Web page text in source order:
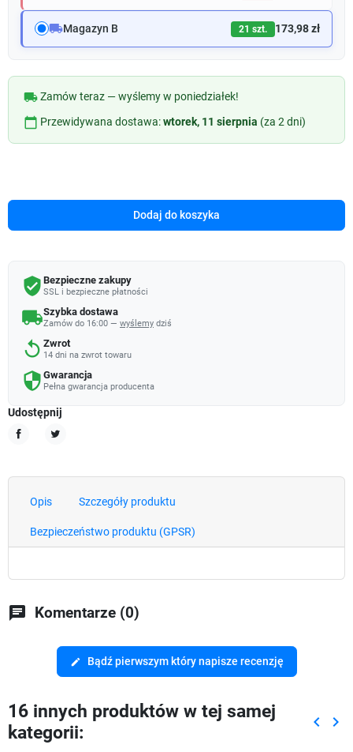
local_shippingMagazyn B 21 szt. 173,98 zł
local_shippingZamów teraz — wyślemy w poniedziałek!
calendar_today Przewidywana dostawa:wtorek, 11 sierpnia (za 2 dni)
Dodaj do koszyka
verified_user Bezpieczne zakupy
SSL i bezpieczne płatności
local_shippingSzybka dostawa
Zamów do 16:00 — wyślemy dziś
replay Zwrot
14 dni na zwrot towaru
security Gwarancja
Pełna gwarancja producenta
Udostępnij
Opis Szczegóły produktu
Bezpieczeństwo produktu (GPSR)
chat Komentarze (0)
edit Bądź pierwszym który napisze recenzję
16 innych produktów w tej samej
kategorii:
keyboard_arrow_left keyboard_arrow_right